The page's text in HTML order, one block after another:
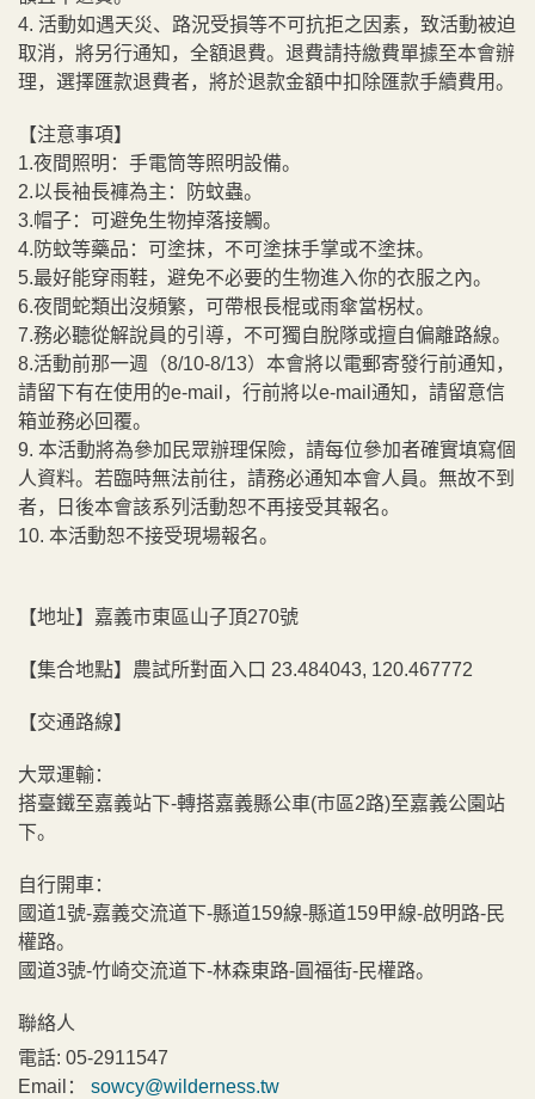
4. 活動如遇天災、路況受損等不可抗拒之因素，致活動被迫
取消，將另行通知，全額退費。退費請持繳費單據至本會辦
理，選擇匯款退費者，將於退款金額中扣除匯款手續費用。
【注意事項】
1.夜間照明：手電筒等照明設備。
2.以長袖長褲為主：防蚊蟲。
3.帽子：可避免生物掉落接觸。
4.防蚊等藥品：可塗抹，不可塗抹手掌或不塗抹。
5.最好能穿雨鞋，避免不必要的生物進入你的衣服之內。
6.夜間蛇類出沒頻繁，可帶根長棍或雨傘當柺杖。
7.務必聽從解說員的引導，不可獨自脫隊或擅自偏離路線。
8.活動前那一週（8/10-8/13）本會將以電郵寄發行前通知，
請留下有在使用的e-mail，行前將以e-mail通知，請留意信
箱並務必回覆。
9. 本活動將為參加民眾辦理保險，請每位參加者確實填寫個
人資料。若臨時無法前往，請務必通知本會人員。無故不到
者，日後本會該系列活動恕不再接受其報名。
10. 本活動恕不接受現場報名。
【地址】嘉義市東區山子頂270號
【集合地點】農試所對面入口 23.484043, 120.467772
【交通路線】
大眾運輸：
搭臺鐵至嘉義站下-轉搭嘉義縣公車(市區2路)至嘉義公園站
下。
自行開車：
國道1號-嘉義交流道下-縣道159線-縣道159甲線-啟明路-民
權路。
國道3號-竹崎交流道下-林森東路-圓福街-民權路。
聯絡人
電話: 05-2911547
Email： sowcy@wilderness.tw